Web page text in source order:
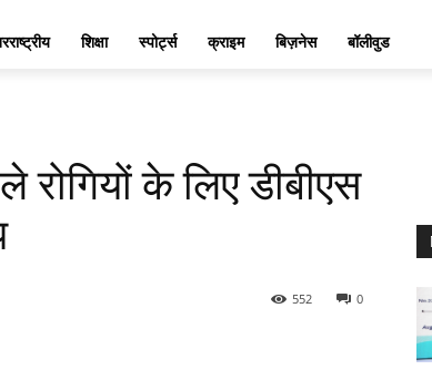
शिक्षा स्पोर्ट्स क्राइम बिज़नेस बॉलीवुड
के लिए डीबीएस
0
552